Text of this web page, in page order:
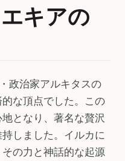
キアの
政治家アルキタスの
な頂点でした。この
となり、著名な贅沢
しました。イルカに
の力と神話的な起源